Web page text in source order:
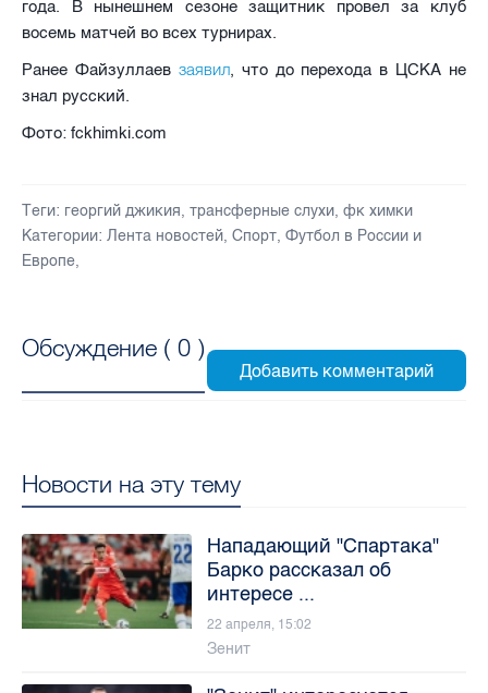
года. В нынешнем сезоне защитник провел за клуб
восемь матчей во всех турнирах.
Ранее Файзуллаев заявил, что до перехода в ЦСКА не
знал русский.
Фото: fckhimki.com
Теги: георгий джикия, трансферные слухи, фк химки
Категории: Лента новостей, Спорт, Футбол в России и
Европе,
Обсуждение ( 0 )
Новости на эту тему
Нападающий "Спартака"
Барко рассказал об
интересе ...
22 апреля, 15:02
Зенит